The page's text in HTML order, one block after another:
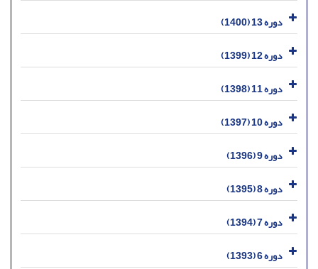
دوره 13 (1400)
دوره 12 (1399)
دوره 11 (1398)
دوره 10 (1397)
دوره 9 (1396)
دوره 8 (1395)
دوره 7 (1394)
دوره 6 (1393)